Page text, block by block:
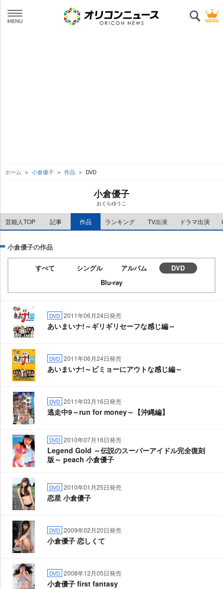
ホーム 小倉優子 作品 DVD
小倉優子
おぐらゆうこ
芸能人TOP 記事 作品 ランキング TV出演 ドラマ出演
小倉優子の作品
すべて シングル アルバム
DVD
Blu-ray
DVD 2011年06月24日発売
あいまいナ!～ギリギリセーフな感じ編～
DVD 2011年06月24日発売
あいまいナ!～ビミョーにアウトな感じ編～
DVD 2011年03月16日発売
逃走中9～run for money～【沖縄編】
DVD 2010年07月16日発売
Legend Gold ～伝説のスーパーアイドル完全復刻
版～ peach 小倉優子
DVD 2010年01月25日発売
恋星 小倉優子
DVD 2009年02月20日発売
小倉優子 恋しくて
DVD 2008年12月05日発売
小倉優子 first fantasy